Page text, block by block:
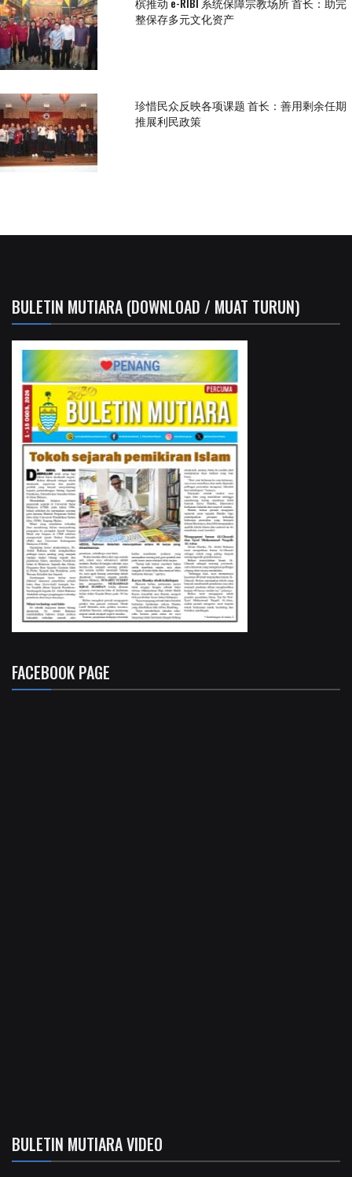
整保存多元文化资产
珍惜民众反映各项课题 首长：善用剩余任期
推展利民政策
BULETIN MUTIARA (DOWNLOAD / MUAT TURUN)
FACEBOOK PAGE
BULETIN MUTIARA VIDEO